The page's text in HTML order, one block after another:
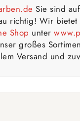
Sie sind
richtig! Wir
Shop unter
großes
Versand und